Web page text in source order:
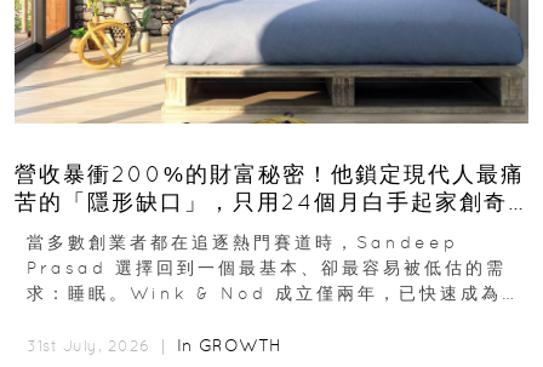
營收暴衝200%的財富秘密！他鎖定現代人最痛
苦的「隱形缺口」，只用24個月白手起家創奇
蹟
當多數創業者都在追逐熱門賽道時，Sandeep
Prasad 選擇回到一個最基本、卻最容易被低估的需
求：睡眠。Wink & Nod 成立僅兩年，已快速成為印
31st July, 2026 ｜ In GROWTH